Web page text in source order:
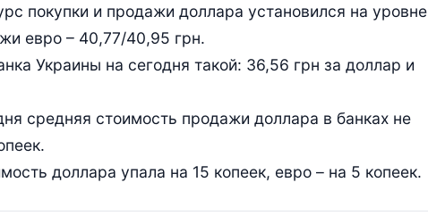
покупки и продажи доллара установился на уровне
евро – 40,77/40,95 грн.
Украины на сегодня такой: 36,56 грн за доллар и
средняя стоимость продажи доллара в банках не
доллара упала на 15 копеек, евро – на 5 копеек.